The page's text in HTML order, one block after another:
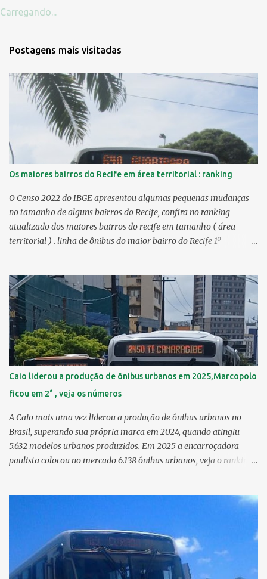
Carregando...
Postagens mais visitadas
Os maiores bairros do Recife em área territorial : ranking
O Censo 2022 do IBGE apresentou algumas pequenas mudanças
no tamanho de alguns bairros do Recife, confira no ranking
atualizado dos maiores bairros do recife em tamanho ( área
territorial ) . linha de ônibus do maior bairro do Recife 1º
Curado 7,98 km² 5º Boa Viagem 7,76 km² > no Censo 2010 : 7,53
km² 6º Imbiribeira 6,65 km² > no Censo 2010 : 6,66 km² 7º Pina
6,29 km² 8º Dois Irmãos 5,85 km² 9º Barro 4,54 km² 10º Iputinga
4,33 km² > no Censo 2010 : 4,34 km² 11º Cohab 4,33 km² > no
Censo 2010: 4,26 km² 12º Passarinho 4,06 km² 13º Santo Amaro
3,80 km² 14º Afogados 3,69 km² 15º Cordeiro 3,40 km² 16º São José
3,26 km² 17º Dois Unidos 3,12 km² 18...
Caio liderou a produção de ônibus urbanos em 2025,Marcopolo
ficou em 2° , veja os números
A Caio mais uma vez liderou a produção de ônibus urbanos no
Brasil, superando sua própria marca em 2024, quando atingiu
5.632 modelos urbanos produzidos. Em 2025 a encarroçadora
paulista colocou no mercado 6.138 ônibus urbanos, veja o ranking
Ônibus , a Volare, que não faz parte da associação, fabricou neste
ano, 327 modelos urbanos. O que aconteceu com a Comil ? A Comil
vem de um processo de recuperação judicial e fechamento de filial,
o que em 2025 fez com que a encarroçadora só produzisse 16